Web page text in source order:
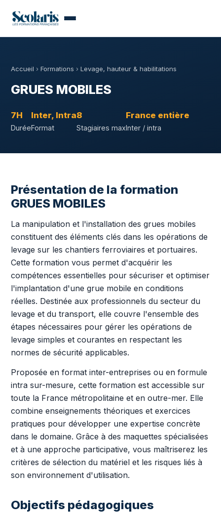
Accueil › Formations › Levage, hauteur & habilitations
GRUES MOBILES
7H
Durée
Inter, Intra
Format
8
Stagiaires max
France entière
Inter / intra
Présentation de la formation
GRUES MOBILES
La manipulation et l'installation des grues mobiles
constituent des éléments clés dans les opérations de
levage sur les chantiers ferroviaires et portuaires.
Cette formation vous permet d'acquérir les
compétences essentielles pour sécuriser et optimiser
l'implantation d'une grue mobile en conditions
réelles. Destinée aux professionnels du secteur du
levage et du transport, elle couvre l'ensemble des
étapes nécessaires pour gérer les opérations de
levage simples et courantes en respectant les
normes de sécurité applicables.
Proposée en format inter-entreprises ou en formule
intra sur-mesure, cette formation est accessible sur
toute la France métropolitaine et en outre-mer. Elle
combine enseignements théoriques et exercices
pratiques pour développer une expertise concrète
dans le domaine. Grâce à des maquettes spécialisées
et à une approche participative, vous maîtriserez les
critères de sélection du matériel et les risques liés à
son environnement d'utilisation.
Objectifs pédagogiques